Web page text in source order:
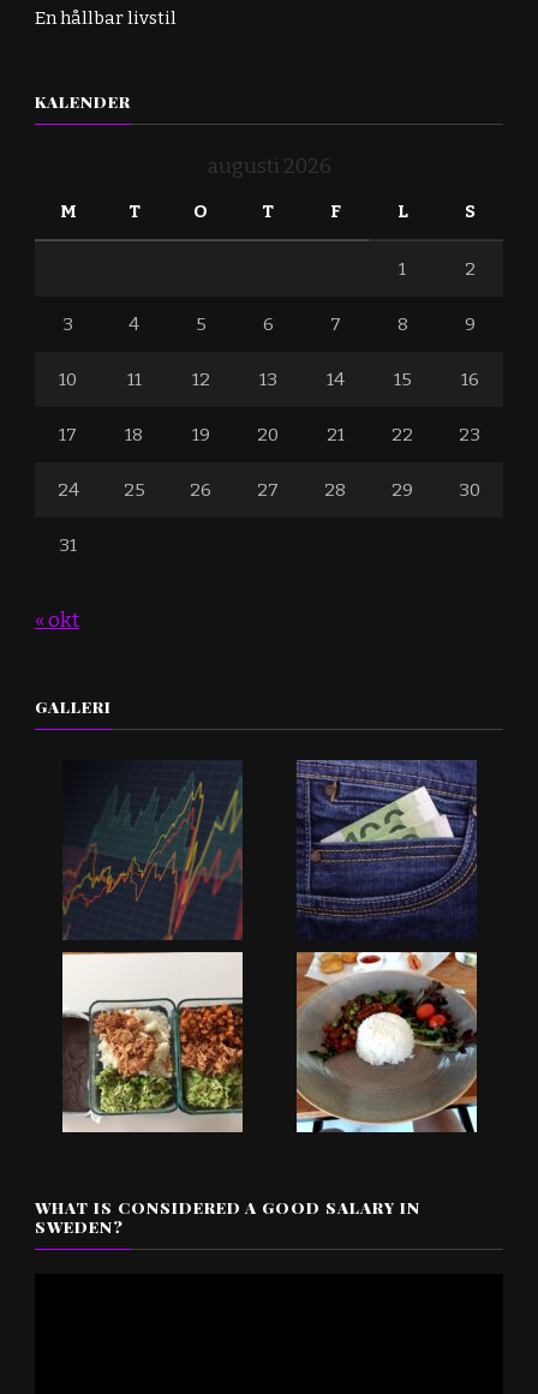
En hållbar livstil
KALENDER
augusti 2026
M T O T F L S
1 2
3 4 5 6 7 8 9
10 11 12 13 14 15 16
17 18 19 20 21 22 23
24 25 26 27 28 29 30
31
« okt
GALLERI
WHAT IS CONSIDERED A GOOD SALARY IN
SWEDEN?